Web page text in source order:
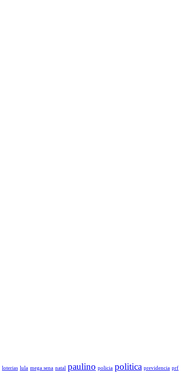
loterias lula mega sena natal paulino policia politica previdencia prf